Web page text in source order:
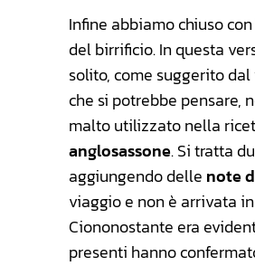
Infine abbiamo chiuso
del birrificio. In questa
solito, come suggerito dal
che si potrebbe pensare,
malto utilizzato nella
anglosassone. Si tratta
aggiungendo delle note
viaggio e non è arrivata
Ciononostante era
presenti hanno